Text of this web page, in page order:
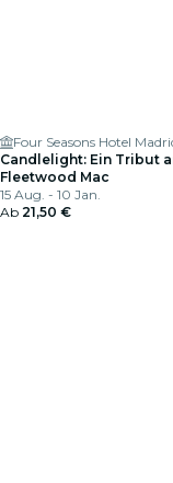
Four Seasons Hotel
Candlelight: Ein Tribut
Fleetwood Mac
15 Aug. - 10 Jan.
Ab 21,50 €